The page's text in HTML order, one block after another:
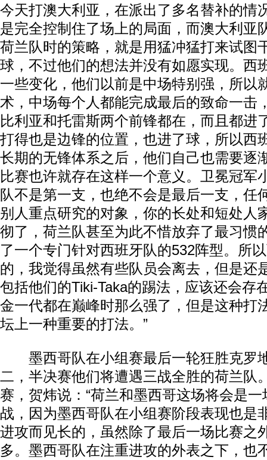
今天打澳大利亚，在派出了多名替补的情
是完全控制住了场上的局面，而澳大利亚
荷兰队时的策略，就是用猛冲猛打来试图
球，不过他们的想法并没有如愿实现。西
一些变化，他们以前是中场特别强，所以
术，中场每个人都能完成最后的致命一击
比利亚和托雷斯两个前锋都在，而且都进
打得也是边锋的位置，也进了球，所以西
长期的无锋体系之后，他们自己也需要逐
比赛也许就存在这样一个意义。卫冕冠军
队不是第一支，也绝不会是最后一支，任
别人重点研究的对象，你的长处和短处人
彻了，荷兰队甚至为此不惜放弃了最习惯
了一个专门针对西班牙队的532阵型。所
的，我觉得虽然有些队员会离去，但是还
包括他们的Tiki-Taka的踢法，应该还会存
金一代都在巅峰时那么强了，但是这种打
坛上一种重要的打法。”
墨西哥队在小组赛最后一轮狂胜克罗
二，半决赛他们将遭遇三战全胜的荷兰队
赛，贺炜说：“荷兰和墨西哥这场将会是
战，因为墨西哥队在小组赛阶段表现也是
进攻而见长的，虽然除了最后一场比赛之
多。墨西哥队在注重进攻的外表之下，也